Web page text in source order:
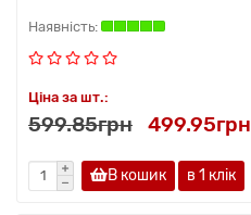
Ціна за шт.:
599.85грн 499.95грн
В кошик в 1 клік